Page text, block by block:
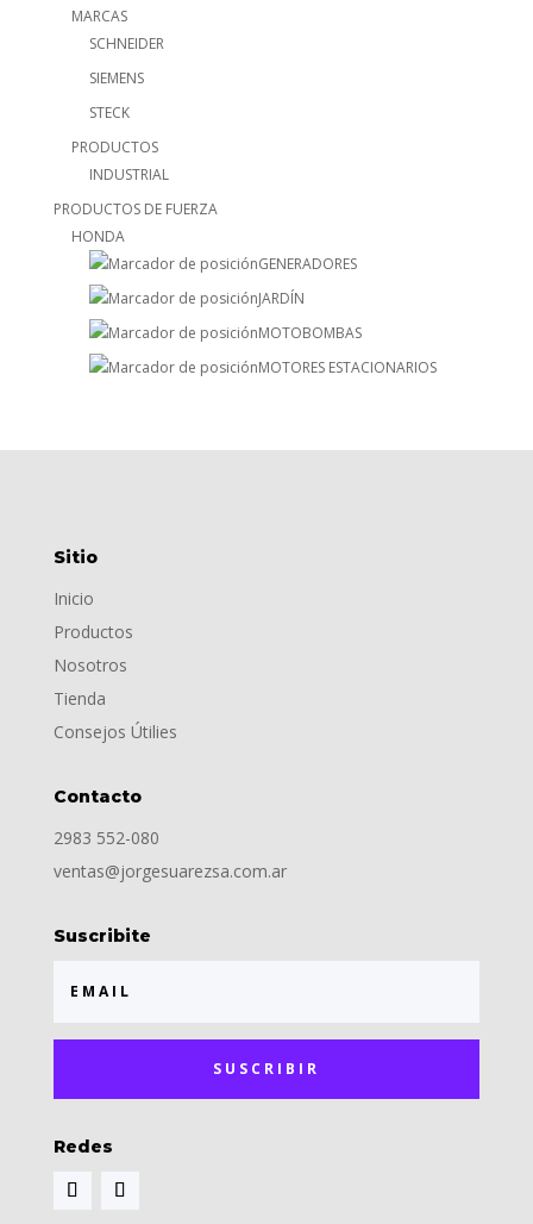
MARCAS
SCHNEIDER
SIEMENS
STECK
PRODUCTOS
INDUSTRIAL
PRODUCTOS DE FUERZA
HONDA
GENERADORES
JARDÍN
MOTOBOMBAS
MOTORES ESTACIONARIOS
Sitio
Inicio
Productos
Nosotros
Tienda
Consejos Útilies
Contacto
2983 552-080
ventas@jorgesuarezsa.com.ar
Suscribite
SUSCRIBIR
Redes